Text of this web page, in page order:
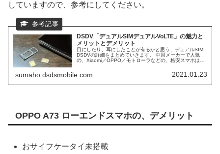
していますので、参考にしてください。
DSDV「デュアルSIMデュアルVoLTE」の魅力と
メリットとデメリット
目にしたり、耳にしたことが有るかと思う、デュアルSIM
DSDVの詳細をまとめていきます。 中国メーカーで人気
の、Xiaomi／OPPO／モトローラなどの、格安スマホは、
ド、AQUOS／Xperiaなども、DSDVに対応スマホが多くな
っています。 そして、日本シェアNo1の、iPhoneも、デュ
sumaho.dsdsmobile.com 2021.01.23
OPPO A73 ローエンドスマホの、デメリット
おサイフケータイ未搭載